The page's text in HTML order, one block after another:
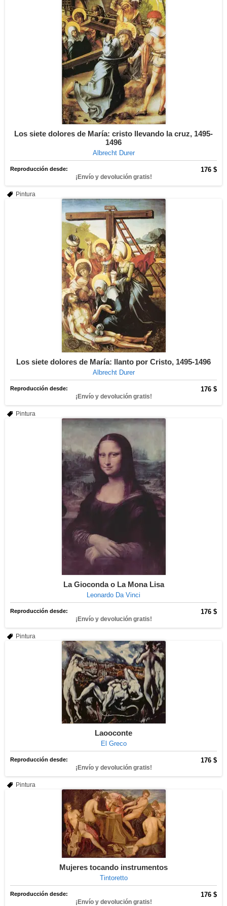
Los siete dolores de María: cristo llevando la cruz, 1495-
1496
Albrecht Durer
Reproducción desde: 176 $
¡Envío y devolución gratis!
Pintura
Los siete dolores de María: llanto por Cristo, 1495-1496
Albrecht Durer
Reproducción desde: 176 $
¡Envío y devolución gratis!
Pintura
La Gioconda o La Mona Lisa
Leonardo Da Vinci
Reproducción desde: 176 $
¡Envío y devolución gratis!
Pintura
Laooconte
El Greco
Reproducción desde: 176 $
¡Envío y devolución gratis!
Pintura
Mujeres tocando instrumentos
Tintoretto
Reproducción desde: 176 $
¡Envío y devolución gratis!